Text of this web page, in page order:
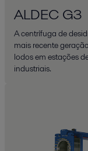
ALDEC G3
A centrífuga de
mais recente
lodos em estações
industriais.